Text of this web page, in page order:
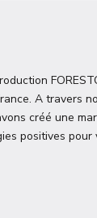
A travers
créé une
positives pour